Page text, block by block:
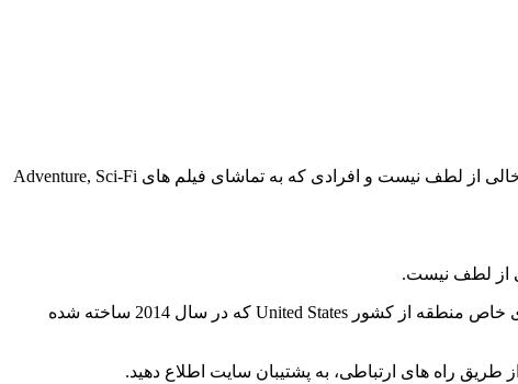
در وبسایت بست سابتایتل ارائه شده است تا شما عزیزان از تماشای آن لذت ببرید. تماشای این فیلم خالی از لطف نیست و افرادی که به تماشای فیلم های Adventure, Sci-Fi
ما در این وب سایت به ارائه زیرنویس فارسی فیلم و سریال پرداخته‌ایم تا شما کاربران بتوانید فیلم و سریال مورد علاقه خود را با محتوای خاص منطقه از کشور United States که در سال 2014 ساخته شده
راه های ارتباطی، به پشتیبان سایت اطلاع دهید.